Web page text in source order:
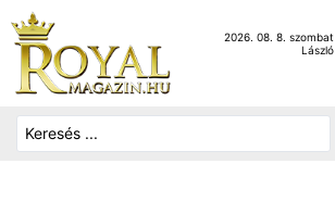
2026. 08. 8. szombat
László